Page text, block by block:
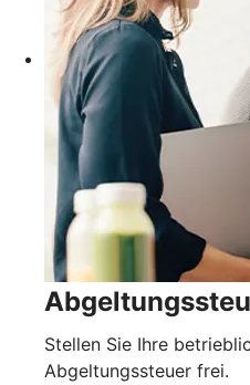
Stellen Sie Ihre
Abgeltungssteuer frei.